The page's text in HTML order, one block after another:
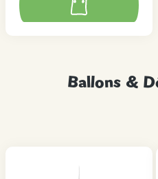
Ballons &